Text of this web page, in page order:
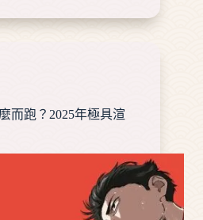
而跑？2025年極具渲